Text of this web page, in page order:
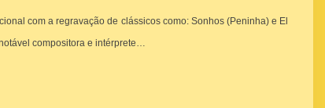
com a regravação de clássicos como: Sonhos (Peninha) e El
compositora e intérprete…